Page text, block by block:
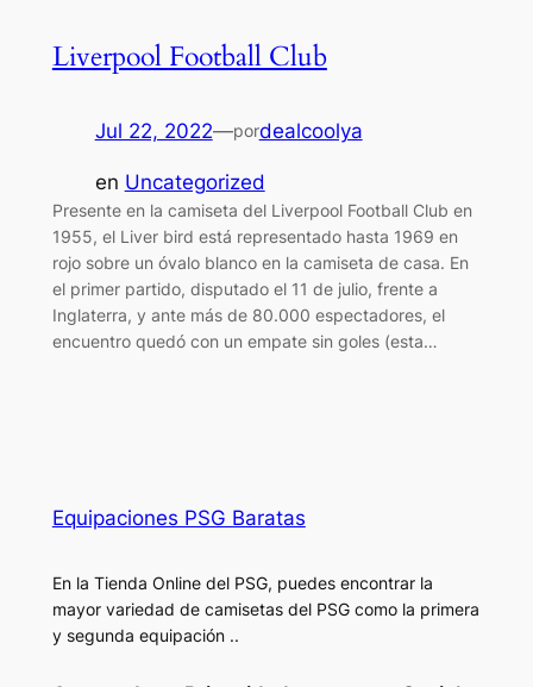
Liverpool Football Club
Jul 22, 2022—pordealcoolya
en Uncategorized
Presente en la camiseta del Liverpool Football Club en
1955, el Liver bird está representado hasta 1969 en
rojo sobre un óvalo blanco en la camiseta de casa. En
el primer partido, disputado el 11 de julio, frente a
Inglaterra, y ante más de 80.000 espectadores, el
encuentro quedó con un empate sin goles (esta…
Equipaciones PSG Baratas
En la Tienda Online del PSG, puedes encontrar la
mayor variedad de camisetas del PSG como la primera
y segunda equipación ..